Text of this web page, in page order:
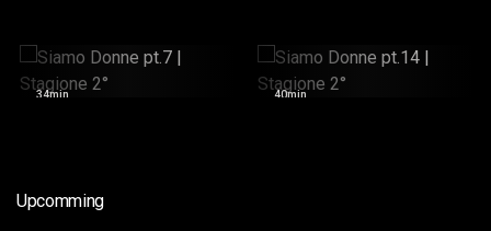
Siamo Donne Pt.7 |
Stagione 2°
34min
Siamo Donne Pt.14 |
Stagione 2°
40min
Upcomming